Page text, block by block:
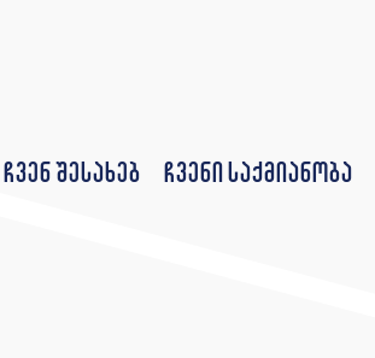
ჩვენ შესახებ ჩვენი საქმიანობა